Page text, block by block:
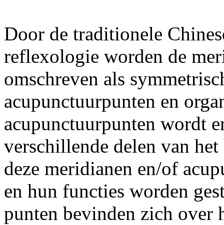
Door de traditionele
reflexologie worden de
omschreven als
acupunctuurpunten en
acupunctuurpunten wordt
verschillende delen van
deze meridianen en/of
en hun functies worden
punten bevinden zich over